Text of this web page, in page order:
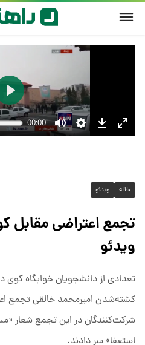
خانه ویدئو
تجمع اعتراضی مقابل
ویدئو
تعدادی از دانشجویان خوابگاه کوی
کشته‌شدن امیرمحمد خالقی تجمع
شرکت‌کنندگان در این تجمع شعار
استعفا» سر دادند.